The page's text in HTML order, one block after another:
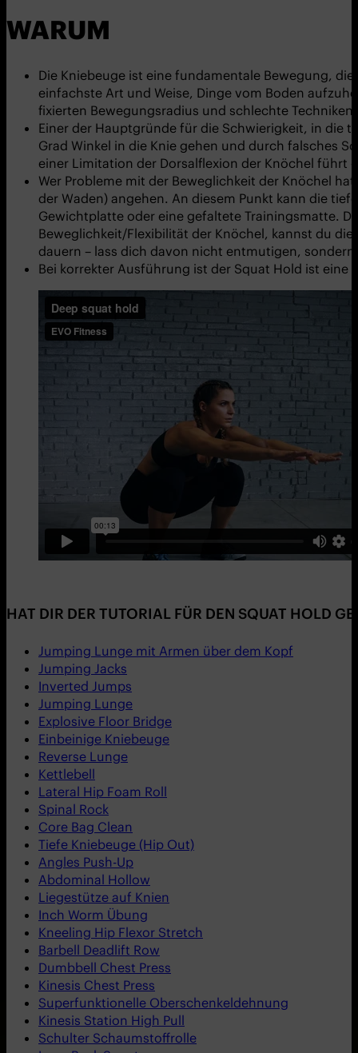
WARUM
Die Kniebeuge ist eine fundamentale Bewegung,
einfachste Art und Weise, Dinge vom Boden
fixierten Bewegungsradius und schlechte
Einer der Hauptgründe für die Schwierigkeit, in die
Grad Winkel in die Knie gehen und durch falsches
einer Limitation der Dorsalflexion der Knöchel führt
Wer Probleme mit der Beweglichkeit der Knöchel
der Waden) angehen. An diesem Punkt kann die
Gewichtplatte oder eine gefaltete Trainingsmatte.
Beweglichkeit/Flexibilität der Knöchel, kannst du
dauern – lass dich davon nicht entmutigen,
Bei korrekter Ausführung ist der Squat Hold ist
HAT DIR DER TUTORIAL FÜR DEN SQUAT HOLD
Jumping Lunge mit Armen über dem Kopf
Jumping Jacks
Inverted Jumps
Jumping Lunge
Explosive Floor Bridge
Einbeinige Kniebeuge
Reverse Lunge
Kettlebell
Lateral Hip Foam Roll
Spinal Rock
Core Bag Clean
Tiefe Kniebeuge (Hip Out)
Angles Push-Up
Abdominal Hollow
Liegestütze auf Knien
Inch Worm Übung
Kneeling Hip Flexor Stretch
Barbell Deadlift Row
Dumbbell Chest Press
Kinesis Chest Press
Superfunktionelle Oberschenkeldehnung
Kinesis Station High Pull
Schulter Schaumstoffrolle